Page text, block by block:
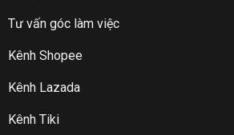
Tư vấn góc làm việc
Kênh Shopee
Kênh Lazada
Kênh Tiki